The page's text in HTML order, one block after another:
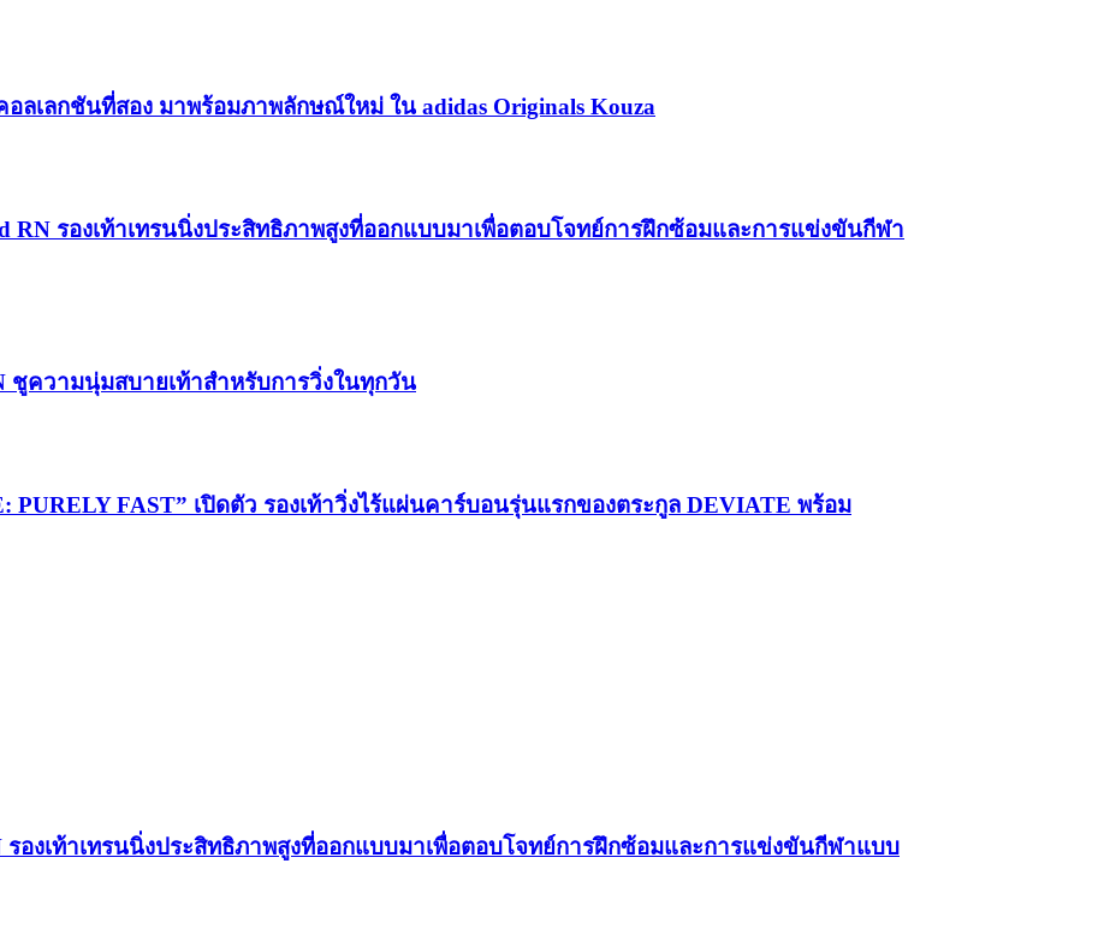
อลเลกชันที่สอง มาพร้อมภาพลักษณ์ใหม่ ใน adidas Originals Kouza
RN รองเท้าเทรนนิ่งประสิทธิภาพสูงที่ออกแบบมาเพื่อตอบโจทย์การฝึกซ้อมและการแข่งขันกีฬา
ชูความนุ่มสบายเท้าสำหรับการวิ่งในทุกวัน
PURELY FAST” เปิดตัว รองเท้าวิ่งไร้แผ่นคาร์บอนรุ่นแรกของตระกูล DEVIATE พร้อม
องเท้าเทรนนิ่งประสิทธิภาพสูงที่ออกแบบมาเพื่อตอบโจทย์การฝึกซ้อมและการแข่งขันกีฬาแบบ